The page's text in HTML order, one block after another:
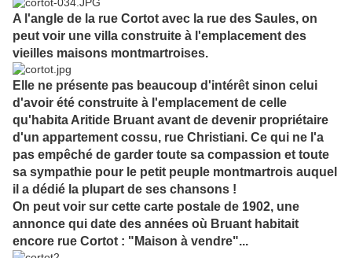
A l'angle de la rue Cortot avec la rue des Saules, on
peut voir une villa construite à l'emplacement des
vieilles maisons montmartroises.
Elle ne présente pas beaucoup d'intérêt sinon celui
d'avoir été construite à l'emplacement de celle
qu'habita Aritide Bruant avant de devenir propriétaire
d'un appartement cossu, rue Christiani. Ce qui ne l'a
pas empêché de garder toute sa compassion et toute
sa sympathie pour le petit peuple montmartrois auquel
il a dédié la plupart de ses chansons !
On peut voir sur cette carte postale de 1902, une
annonce qui date des années où Bruant habitait
encore rue Cortot : "Maison à vendre"...